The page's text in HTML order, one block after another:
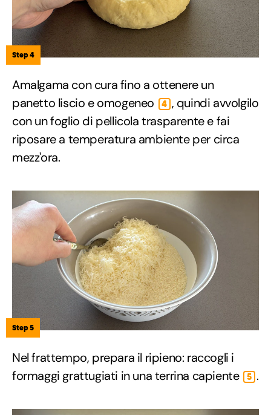
Step 4
Amalgama con cura fino a ottenere un
panetto liscio e omogeneo
4 , quindi avvolgilo
con un foglio di pellicola trasparente e fai
riposare a temperatura ambiente per circa
mezz'ora.
Step 5
Nel frattempo, prepara il ripieno: raccogli i
formaggi grattugiati in una terrina capiente
5 .